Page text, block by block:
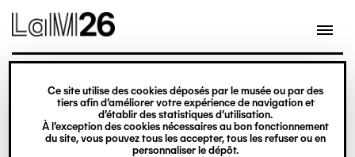
Gestion des cookies
Ce site utilise des cookies déposés par le musée ou par des
tiers afin d’améliorer votre expérience de navigation et
d’établir des statistiques d’utilisation.
À l’exception des cookies nécessaires au bon fonctionnement
du site, vous pouvez tous les accepter, tous les refuser ou en
personnaliser le dépôt.
contenu